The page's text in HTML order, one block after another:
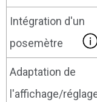
Intégration d'un
posemètre
Adaptation de
l'affichage/